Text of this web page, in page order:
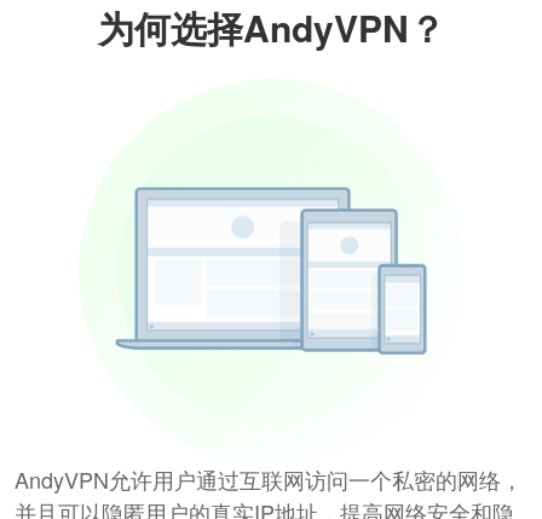
为何选择AndyVPN？
AndyVPN允许用户通过互联网访问一个私密的网络，
并且可以隐匿用户的真实IP地址，提高网络安全和隐